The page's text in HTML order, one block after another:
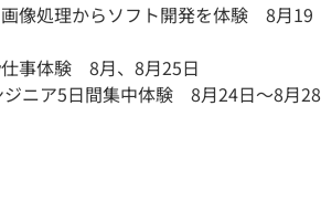
像処理からソフト開発を体験 8月19
事体験 8月、8月25日
ニア5日間集中体験 8月24日～8月28